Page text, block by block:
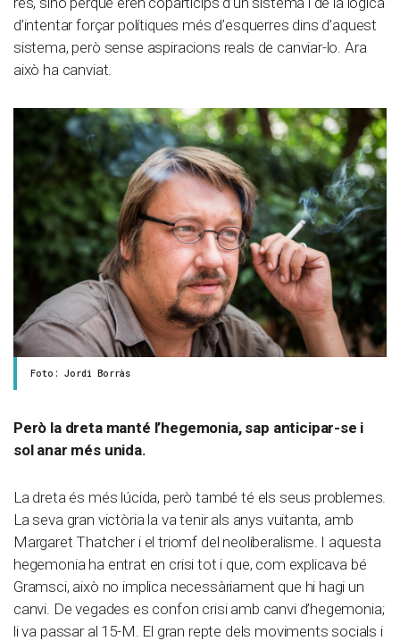
d’intentar forçar polítiques més d’esquerres dins d’aquest
sistema, però sense aspiracions reals de canviar-lo. Ara
això ha canviat.
Foto: Jordi Borràs
Però la dreta manté l’hegemonia, sap anticipar-se i
sol anar més unida.
La dreta és més lúcida, però també té els seus problemes.
La seva gran victòria la va tenir als anys vuitanta, amb
Margaret Thatcher i el triomf del neoliberalisme. I aquesta
hegemonia ha entrat en crisi tot i que, com explicava bé
Gramsci, això no implica necessàriament que hi hagi un
canvi. De vegades es confon crisi amb canvi d’hegemonia;
li va passar al 15-M. El gran repte dels moviments socials i